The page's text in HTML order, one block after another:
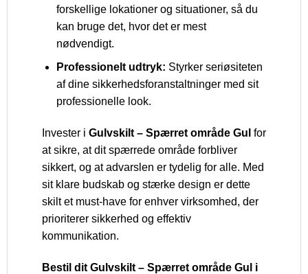
forskellige lokationer og situationer, så du
kan bruge det, hvor det er mest
nødvendigt.
Professionelt udtryk: Styrker seriøsiteten
af dine sikkerhedsforanstaltninger med sit
professionelle look.
Invester i Gulvskilt – Spærret område Gul for
at sikre, at dit spærrede område forbliver
sikkert, og at advarslen er tydelig for alle. Med
sit klare budskab og stærke design er dette
skilt et must-have for enhver virksomhed, der
prioriterer sikkerhed og effektiv
kommunikation.
Bestil dit Gulvskilt – Spærret område Gul i